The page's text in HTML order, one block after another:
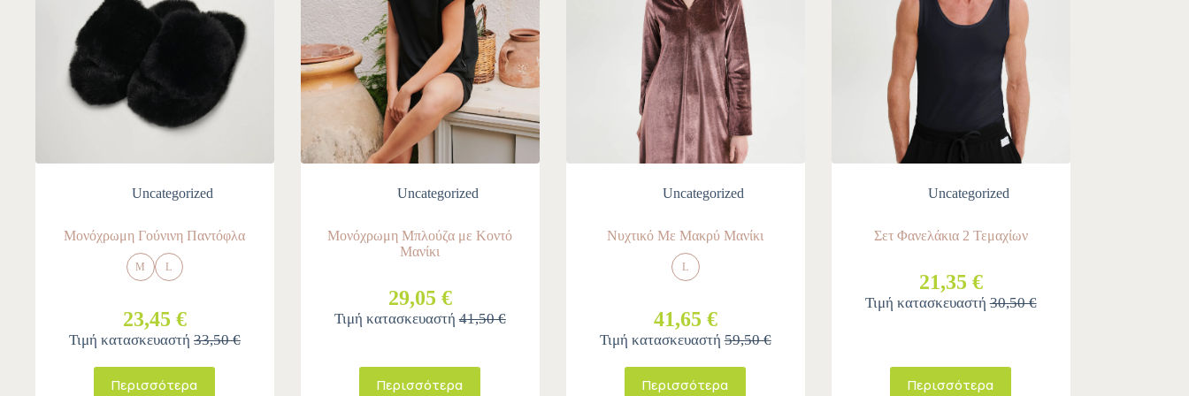
Uncategorized
Μονόχρωμη Γούνινη Παντόφλα
M L
23,45 €
Τιμή κατασκευαστή 33,50 €
Περισσότερα
Uncategorized
Μονόχρωμη Μπλούζα με Κοντό
Μανίκι
29,05 €
Τιμή κατασκευαστή41,50 €
Περισσότερα
Uncategorized
Νυχτικό Με Μακρύ Μανίκι
L
41,65 €
Τιμή κατασκευαστή59,50 €
Περισσότερα
Uncategorized
Σετ Φανελάκια 2 Τεμαχίων
21,35 €
Τιμή κατασκευαστή30,50 €
Περισσότερα